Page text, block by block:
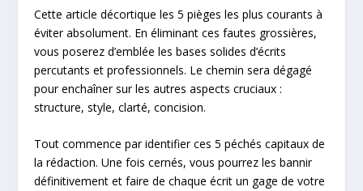
Cette article décortique les 5 pièges les plus courants à
éviter absolument. En éliminant ces fautes grossières,
vous poserez d’emblée les bases solides d’écrits
percutants et professionnels. Le chemin sera dégagé
pour enchaîner sur les autres aspects cruciaux :
structure, style, clarté, concision.
Tout commence par identifier ces 5 péchés capitaux de
la rédaction. Une fois cernés, vous pourrez les bannir
définitivement et faire de chaque écrit un gage de votre